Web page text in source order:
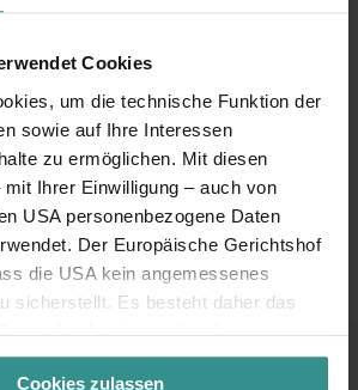
Cookies
um die technische Funktion der
sowie auf Ihre Interessen
zu ermöglichen. Mit diesen
Ihrer Einwilligung – auch von
USA personenbezogene Daten
Der Europäische Gerichtshof
die USA kein angemessenes
sicherstellt. Es besteht daher das
durch entsprechende
den Drittanbietern (z.B. Google,
Cookies zulassen